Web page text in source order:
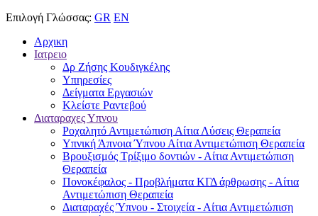
Επιλογή Γλώσσας: GR EN
Αρχικη
Ιατρειο
Δρ Ζήσης Κουδιγκέλης
Υπηρεσίες
Δείγματα Εργασιών
Κλείστε Ραντεβού
Διαταραχες Υπνου
Ροχαλητό Αντιμετώπιση Αίτια Λύσεις Θεραπεία
Υπνική Άπνοια Ύπνου Αίτια Αντιμετώπιση Θεραπεία
Βρουξισμός Τρίξιμο δοντιών - Αίτια Αντιμετώπιση
Θεραπεία
Πονοκέφαλος - Προβλήματα ΚΓΔ άρθρωσης - Αίτια
Αντιμετώπιση Θεραπεία
Διαταραχές Ύπνου - Στοιχεία - Αίτια Αντιμετώπιση